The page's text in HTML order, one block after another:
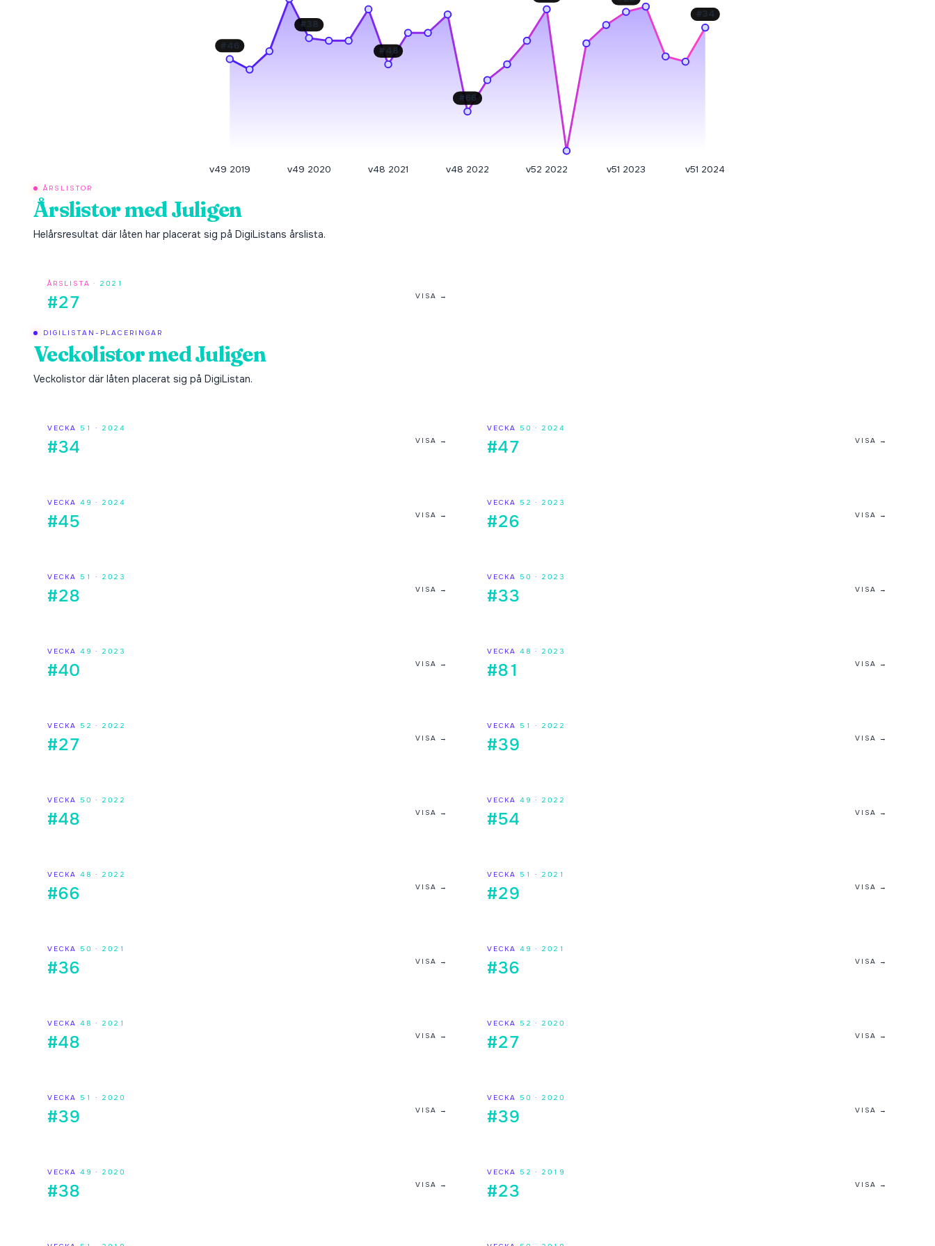
#46
#38
#48
#66
#34
v49 2019 v49 2020 v48 2021 v48 2022 v52 2022 v51 2023 v51 2024
ÅRSLISTOR
Årslistor medJuligen
Helårsresultat där låten har placerat sig på DigiListans årslista.
ÅRSLISTA · 2021
#27 VISA →
DIGILISTAN-PLACERINGAR
Veckolistor medJuligen
Veckolistor där låten placerat sig på DigiListan.
VECKA 51 · 2024
#34 VISA →
VECKA 50 · 2024
#47 VISA →
VECKA 49 · 2024
#45 VISA →
VECKA 52 · 2023
#26 VISA →
VECKA 51 · 2023
#28 VISA →
VECKA 50 · 2023
#33 VISA →
VECKA 49 · 2023
#40 VISA →
VECKA 48 · 2023
#81 VISA →
VECKA 52 · 2022
#27 VISA →
VECKA 51 · 2022
#39 VISA →
VECKA 50 · 2022
#48 VISA →
VECKA 49 · 2022
#54 VISA →
VECKA 48 · 2022
#66 VISA →
VECKA 51 · 2021
#29 VISA →
VECKA 50 · 2021
#36 VISA →
VECKA 49 · 2021
#36 VISA →
VECKA 48 · 2021
#48 VISA →
VECKA 52 · 2020
#27 VISA →
VECKA 51 · 2020
#39 VISA →
VECKA 50 · 2020
#39 VISA →
VECKA 49 · 2020
#38 VISA →
VECKA 52 · 2019
#23 VISA →